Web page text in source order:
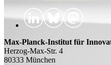
Max-Planck-Institut für
Herzog-Max-Str. 4
80333 München